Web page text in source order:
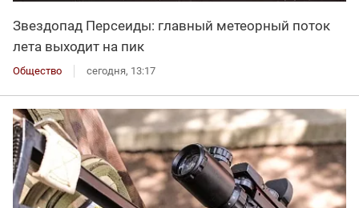
Звездопад Персеиды: главный метеорный поток
лета выходит на пик
Общество сегодня, 13:17